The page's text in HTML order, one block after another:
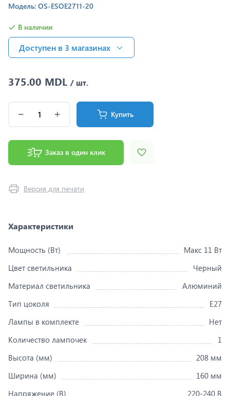
Модель: OS-ESOE2711-20
В наличии
Доступен в 3 магазинах
375.00 MDL / шт.
Купить
Заказ в один клик
Версия для печати
Характеристики
Мощность (Вт)
Макс 11 Вт
Цвет светильника
Черный
Материал светильника
Алюминий
Тип цоколя
Е27
Лампы в комплекте
Нет
Количество лампочек
1
Высота (мм)
208 мм
Ширина (мм)
160 мм
Напряжение (В)
220-240 В